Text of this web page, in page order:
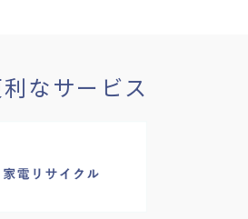
なサービス